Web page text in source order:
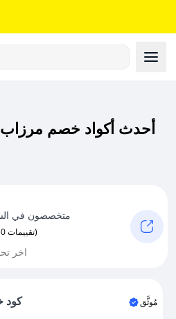
أحدث أكواد خصم
متخصصون في
(0 تقييمات)
اخر تحديث:
كود مُوثَّق